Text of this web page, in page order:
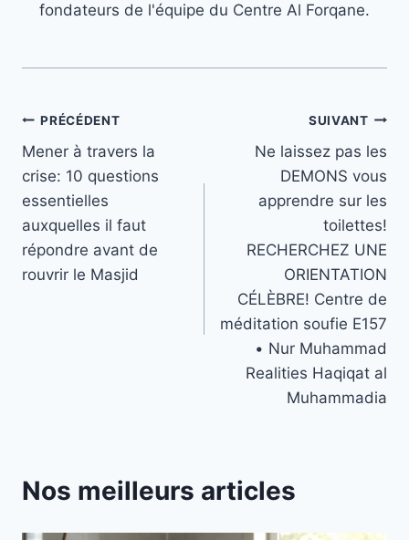
fondateurs de l'équipe du Centre Al Forqane.
Navigation
de
l’article
PRÉCÉDENT
Mener à travers la
crise: 10 questions
essentielles
auxquelles il faut
répondre avant de
rouvrir le Masjid
SUIVANT
Ne laissez pas les
DEMONS vous
apprendre sur les
toilettes!
RECHERCHEZ UNE
ORIENTATION
CÉLÈBRE! Centre de
méditation soufie E157
• Nur Muhammad
Realities Haqiqat al
Muhammadia
Nos meilleurs articles